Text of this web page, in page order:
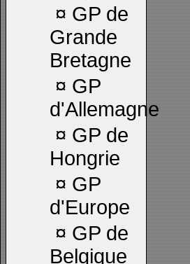
¤ GP de
Grande
Bretagne
¤ GP
d'Allemagne
¤ GP de
Hongrie
¤ GP
d'Europe
¤ GP de
Belgique